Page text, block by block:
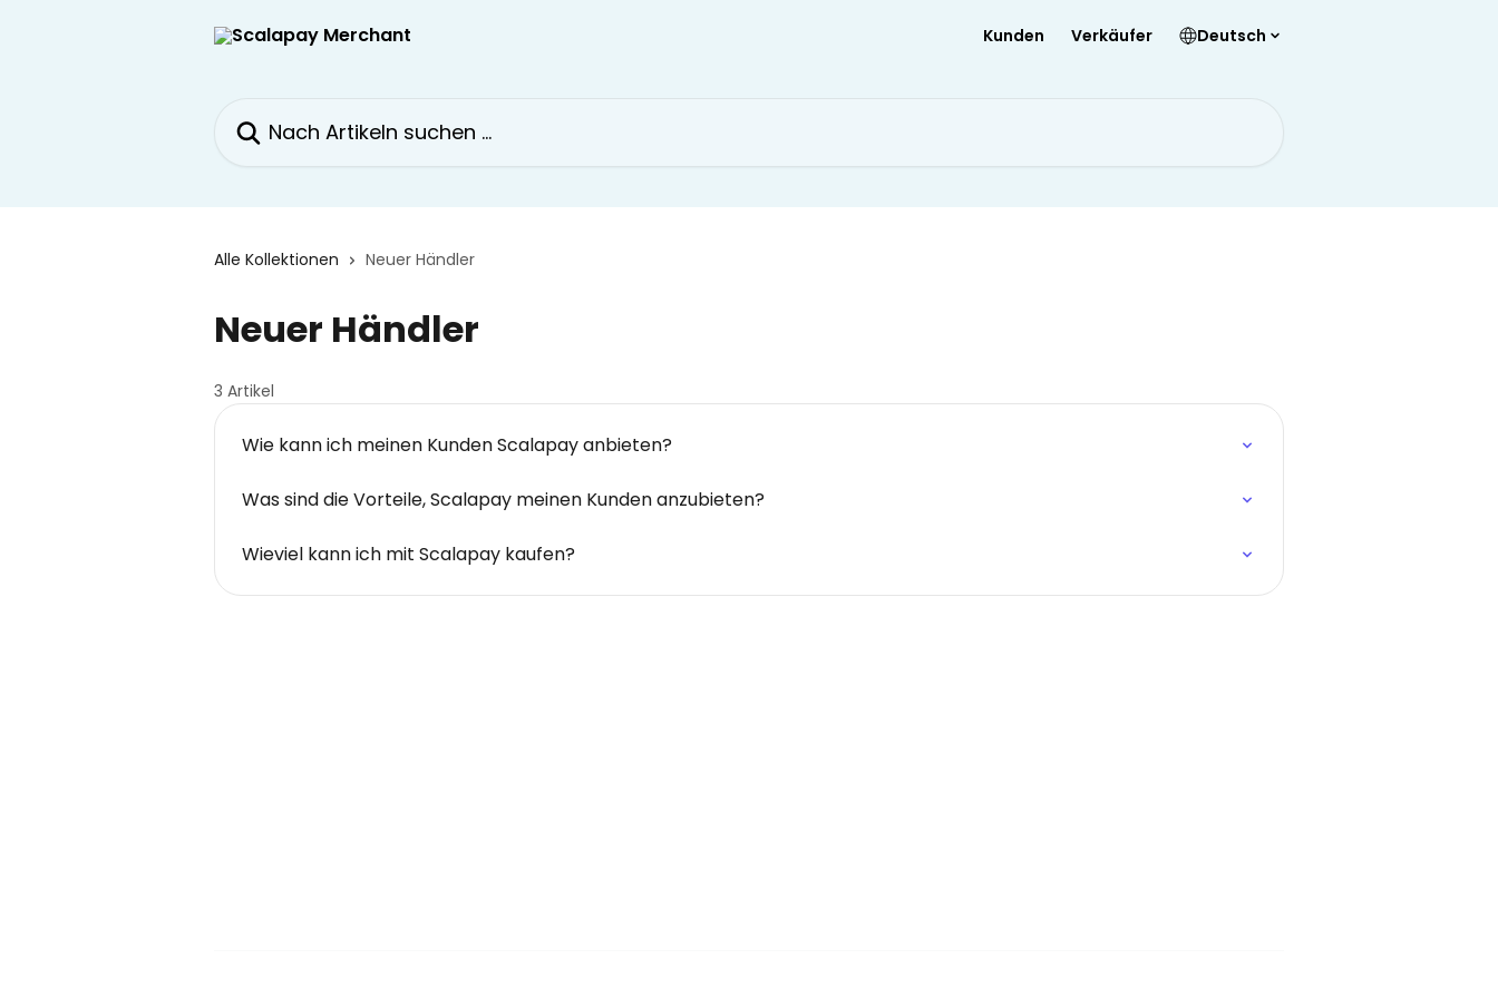
Kunden Verkäufer Deutsch
Alle Kollektionen Neuer Händler
Neuer Händler
3 Artikel
Wie kann ich meinen Kunden Scalapay anbieten?
Was sind die Vorteile, Scalapay meinen Kunden anzubieten?
Wieviel kann ich mit Scalapay kaufen?